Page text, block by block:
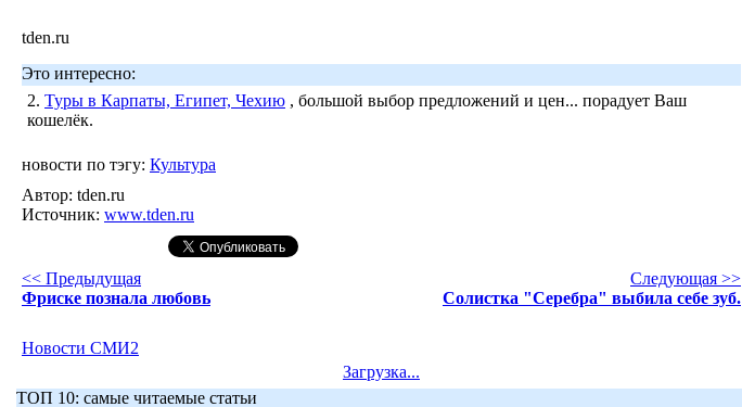
tden.ru
Это интересно:
2. Туры в Карпаты, Египет, Чехию , большой выбор предложений и цен... порадует Ваш
кошелёк.
новости по тэгу: Культура
Автор: tden.ru
Источник: www.tden.ru
<< Предыдущая
Фриске познала любовь
Следующая >>
Солистка "Серебра" выбила себе зуб.
Новости СМИ2
Загрузка...
ТОП 10: самые читаемые статьи